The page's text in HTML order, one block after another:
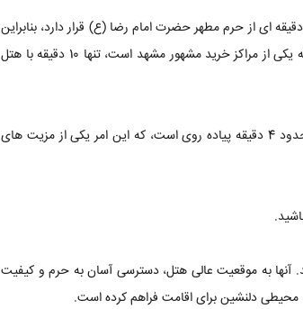
هتل مرآت مشهد در خیابان امام رضا، امام رضا 19 واقع شده است. این هتل در فاصله تنها 4 دقیقه ای از حرم مطهر حضرت امام رضا (ع) قرار دارد، بنابراین
مهمانان می توانند به راحتی و سریع به حرم دسترسی داشته باشند. علاوه بر این، بازار رضا که یکی از مراکز خرید مشهور مشهد است، تنها 10 دقیقه با هتل
هتل مرآت مشهد در نزدیکی حرم مطهر حضرت امام رضا (ع) قرار دارد و فاصله آن تا حرم حدود 4 دقیقه پیاده روی است، که این امر یکی از مزیت های
آنها به موقعیت عالی هتل، دسترسی آسان به حرم و کیفیت
محیطی دلنشین برای اقامت فراهم کرده است.